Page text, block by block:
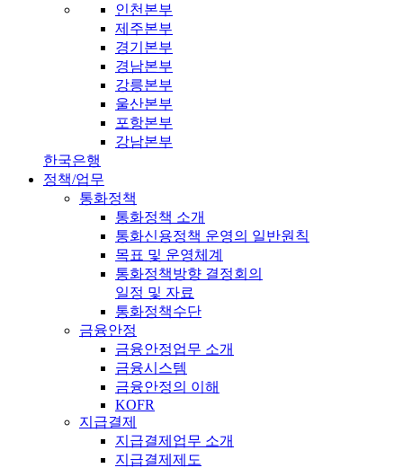
인천본부
제주본부
경기본부
경남본부
강릉본부
울산본부
포항본부
강남본부
한국은행
정책/업무
통화정책
통화정책 소개
통화신용정책 운영의 일반원칙
목표 및 운영체계
통화정책방향 결정회의
일정 및 자료
통화정책수단
금융안정
금융안정업무 소개
금융시스템
금융안정의 이해
KOFR
지급결제
지급결제업무 소개
지급결제제도